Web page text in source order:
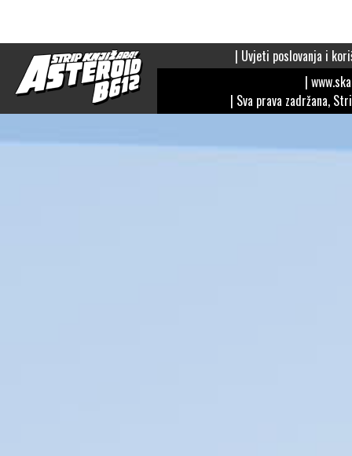
| Uvjeti poslovanja i
|
| Sva prava zadržana,